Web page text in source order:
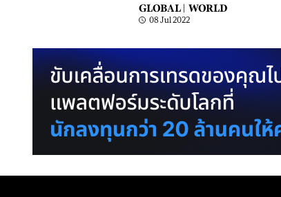
GLOBAL | WORLD
08 Jul 2022